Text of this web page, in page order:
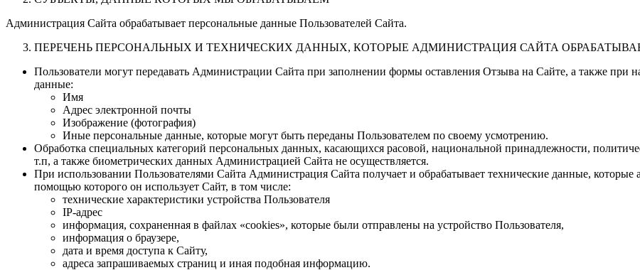
Администрация Сайта обрабатывает персональные данные Пользователей Сайта.
ПЕРЕЧЕНЬ ПЕРСОНАЛЬНЫХ И ТЕХНИЧЕСКИХ ДАННЫХ, КОТОРЫЕ АДМИНИСТРАЦИЯ САЙТА
Пользователи могут передавать Администрации Сайта при заполнении формы оставления Отзыва на Сайте, а также
данные:
Имя
Адрес электронной почты
Изображение (фотография)
Иные персональные данные, которые могут быть переданы Пользователем по своему усмотрению.
Обработка специальных категорий персональных данных, касающихся расовой, национальной принадлежности,
т.п, а также биометрических данных Администрацией Сайта не осуществляется.
При использовании Пользователями Сайта Администрация Сайта получает и обрабатывает технические данные, которые
помощью которого он использует Сайт, в том числе:
технические характеристики устройства Пользователя
IP-адрес
информация, сохраненная в файлах «cookies», которые были отправлены на устройство Пользователя,
информация о браузере,
дата и время доступа к Сайту,
адреса запрашиваемых страниц и иная подобная информацию.